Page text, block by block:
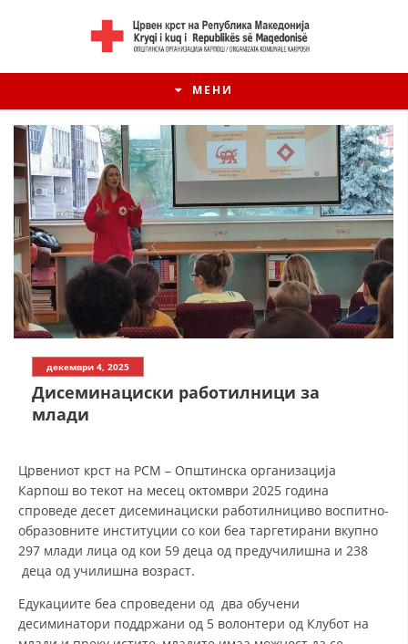
МЕНИ
ПРИРАЧНИЦИ
СТРАТЕГИИ
декември 4, 2025
Дисеминациски работилници за
млади
Црвениот крст на РСМ – Општинска организација
Карпош во текот на месец октомври 2025 година
спроведе десет дисеминациски работилнициво воспитно-
образовните институции со кои беа таргетирани вкупно
297 млади лица од кои 59 деца од предучилишна и 238
деца од училишна возраст.
Едукациите беа спроведени од два обучени
десиминатори поддржани од 5 волонтери од Клубот на